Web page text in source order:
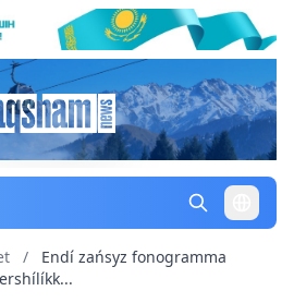
/
Endí zańsyz fonogramma